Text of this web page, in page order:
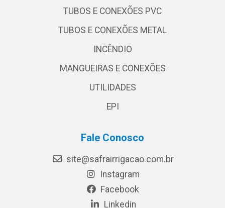
TUBOS E CONEXÕES PVC
TUBOS E CONEXÕES METAL
INCÊNDIO
MANGUEIRAS E CONEXÕES
UTILIDADES
EPI
Fale Conosco
site@safrairrigacao.com.br
Instagram
Facebook
Linkedin